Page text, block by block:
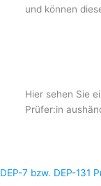
und können
Hier sehen Sie
Prüfer:in
DEP-7 bzw. DEP-131